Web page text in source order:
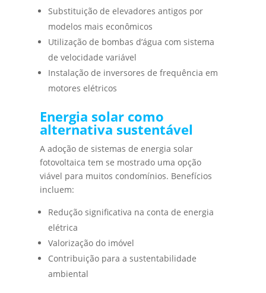
Substituição de elevadores antigos por
modelos mais econômicos
Utilização de bombas d’água com sistema
de velocidade variável
Instalação de inversores de frequência em
motores elétricos
Energia solar como
alternativa sustentável
A adoção de sistemas de energia solar
fotovoltaica tem se mostrado uma opção
viável para muitos condomínios. Benefícios
incluem:
Redução significativa na conta de energia
elétrica
Valorização do imóvel
Contribuição para a sustentabilidade
ambiental